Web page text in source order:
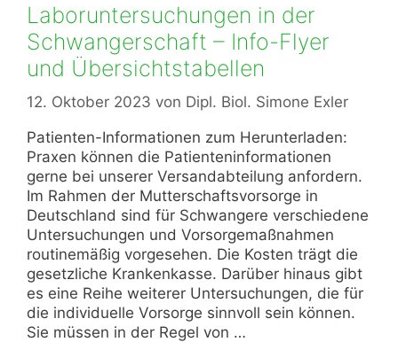
Laboruntersuchungen in der
Schwangerschaft – Info-Flyer
und Übersichtstabellen
12. Oktober 2023 von Dipl. Biol. Simone Exler
Patienten-Informationen zum Herunterladen:
Praxen können die Patienteninformationen
gerne bei unserer Versandabteilung anfordern.
Im Rahmen der Mutterschaftsvorsorge in
Deutschland sind für Schwangere verschiedene
Untersuchungen und Vorsorgemaßnahmen
routinemäßig vorgesehen. Die Kosten trägt die
gesetzliche Krankenkasse. Darüber hinaus gibt
es eine Reihe weiterer Untersuchungen, die für
die individuelle Vorsorge sinnvoll sein können.
Sie müssen in der Regel von …